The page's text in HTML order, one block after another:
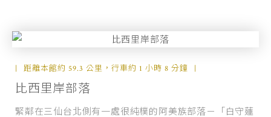
距離本館約 59.3 公里，行車約 1 小時 8 分鐘
比西里岸部落
緊鄰在三仙台北側有一處很純樸的阿美族部落－「白守蓮